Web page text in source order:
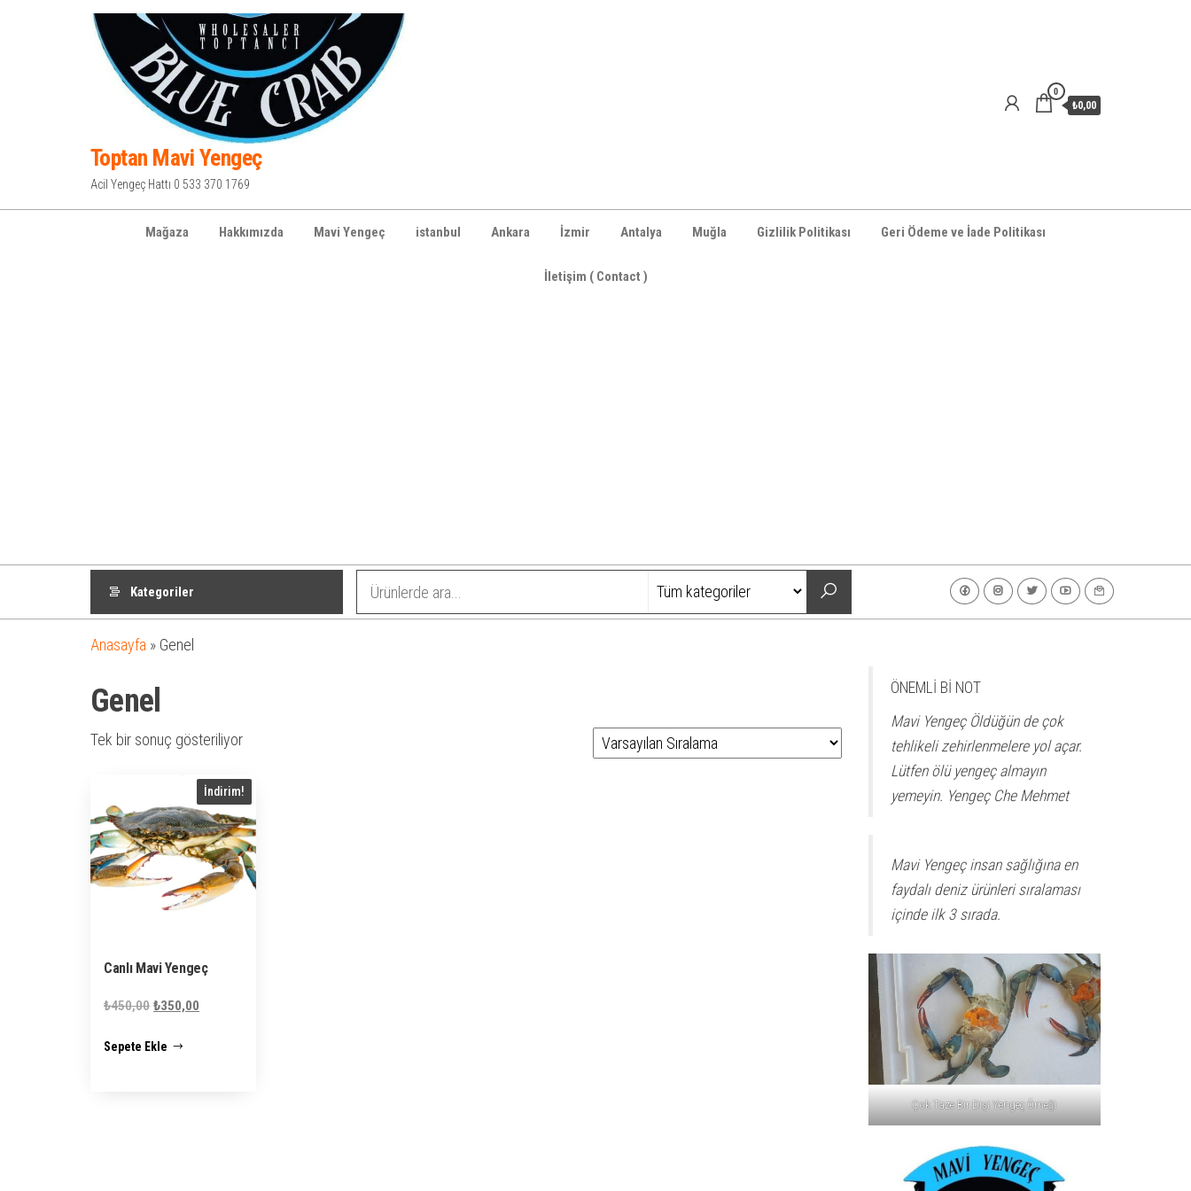
Toptan Mavi Yengeç
Acil Yengeç Hattı 0 533 370 1769
0
₺0,00
Mağaza Hakkımızda Mavi Yengeç istanbul Ankara İzmir Antalya Muğla Gizlilik Politikası Geri Ödeme ve İade Politikası
İletişim ( Contact )
Kategoriler
Anasayfa » Genel
Genel
Tek bir sonuç gösteriliyor
İndirim!
Canlı Mavi Yengeç
₺450,00 Orijinal
₺450,00.
₺350,00
Sepete Ekle
ÖNEMLİ Bİ NOT
Mavi Yengeç Öldüğün de çok
tehlikeli zehirlenmelere yol açar.
Lütfen ölü yengeç almayın
yemeyin. Yengeç Che Mehmet
Mavi Yengeç insan sağlığına en
faydalı deniz ürünleri sıralaması
içinde ilk 3 sırada.
Çok Taze Bir Dişi Yengeç Örneği